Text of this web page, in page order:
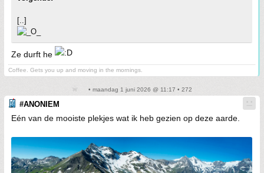
[..]
Ze durft he
Coffee. Gets you up and moving in the mornings.
• maandag 1 juni 2026 @ 11:17 • 272
#ANONIEM
Eén van de mooiste plekjes wat ik heb gezien op deze aarde.